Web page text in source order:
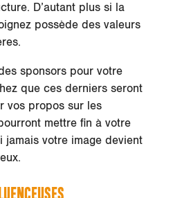
D’autant plus si la
possède des valeurs
sponsors pour votre
que ces derniers seront
vos propos sur les
mettre fin à votre
jamais votre image devient